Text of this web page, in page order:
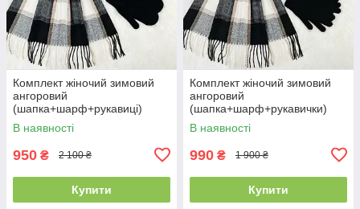
Комплект жіночий зимовий
ангоровий
(шапка+шарф+рукавиці)
ODYSSEY 57-59 см чорний
3701 - 8064 - 4135
В наявності
950 ₴ 2 100 ₴
Купити
Комплект жіночий зимовий
ангоровий
(шапка+шарф+рукавички)
ODYSSEY 57-59 см чорний
3701 - 8064 - 4185
В наявності
990 ₴ 1 900 ₴
Купити